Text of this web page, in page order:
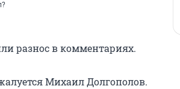
разнос в комментариях.
Михаил Долгополов.